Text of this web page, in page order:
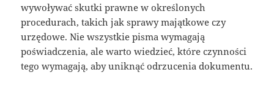
wywoływać skutki prawne w określonych
procedurach, takich jak sprawy majątkowe czy
urzędowe. Nie wszystkie pisma wymagają
poświadczenia, ale warto wiedzieć, które czynności
tego wymagają, aby uniknąć odrzucenia dokumentu.